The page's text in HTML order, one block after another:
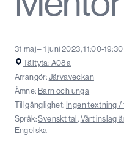
31 maj – 1 juni 2023, 11:00-19:30
Tältyta: A08a
Arrangör: Järvaveckan
Ämne: Barn och unga
Tillgänglighet: Ingen textning /
Språk:Svenskt tal , Vårt inslag
Engelska